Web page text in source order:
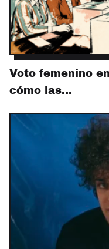
Voto femenino
cómo las…